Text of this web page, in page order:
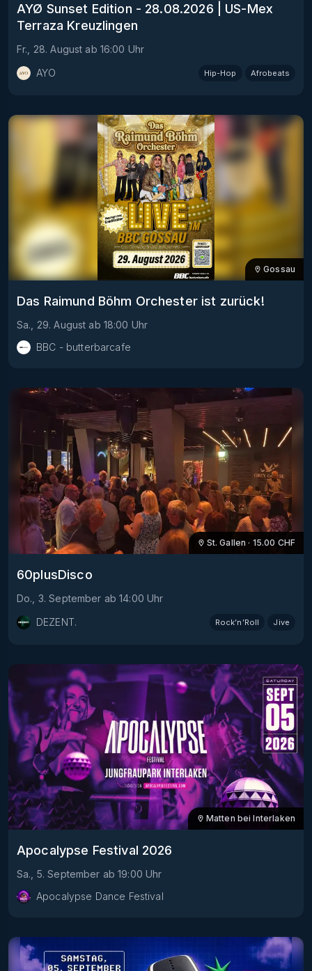
AYØ Sunset Edition - 28.08.2026 | US-Mex
Terraza Kreuzlingen
Fr., 28. August ab 16:00 Uhr
AYO
Hip-Hop Afrobeats
Gossau
Das Raimund Böhm Orchester ist zurück!
Sa., 29. August ab 18:00 Uhr
BBC - butterbarcafe
St. Gallen · 15.00 CHF
60plusDisco
Do., 3. September ab 14:00 Uhr
DEZENT.
Rock’n’Roll Jive
Matten bei Interlaken
Apocalypse Festival 2026
Sa., 5. September ab 19:00 Uhr
Apocalypse Dance Festival